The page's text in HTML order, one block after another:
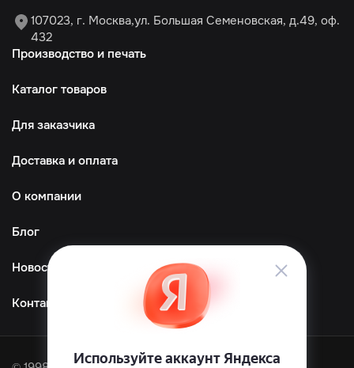
107023, г. Москва,ул. Большая Семеновская, д.49, оф.
432
Производство и печать
Каталог товаров
Для заказчика
Доставка и оплата
О компании
Блог
Новости
Контакты